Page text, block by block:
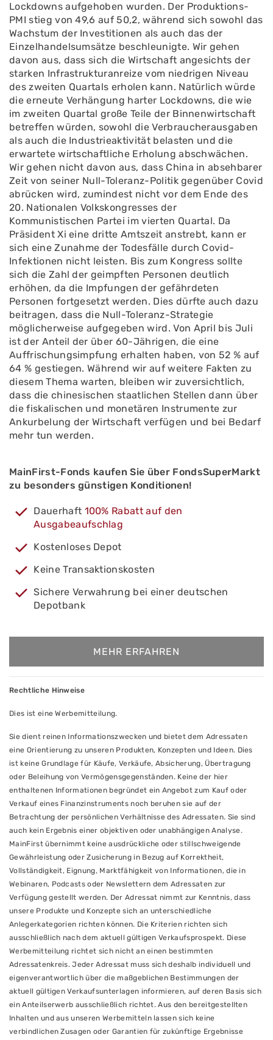
Lockdowns aufgehoben wurden. Der Produktions-
PMI stieg von 49,6 auf 50,2, während sich sowohl das
Wachstum der Investitionen als auch das der
Einzelhandelsumsätze beschleunigte. Wir gehen
davon aus, dass sich die Wirtschaft angesichts der
starken Infrastrukturanreize vom niedrigen Niveau
des zweiten Quartals erholen kann. Natürlich würde
die erneute Verhängung harter Lockdowns, die wie
im zweiten Quartal große Teile der Binnenwirtschaft
betreffen würden, sowohl die Verbraucherausgaben
als auch die Industrieaktivität belasten und die
erwartete wirtschaftliche Erholung abschwächen.
Wir gehen nicht davon aus, dass China in absehbarer
Zeit von seiner Null-Toleranz-Politik gegenüber Covid
abrücken wird, zumindest nicht vor dem Ende des
20. Nationalen Volkskongresses der
Kommunistischen Partei im vierten Quartal. Da
Präsident Xi eine dritte Amtszeit anstrebt, kann er
sich eine Zunahme der Todesfälle durch Covid-
Infektionen nicht leisten. Bis zum Kongress sollte
sich die Zahl der geimpften Personen deutlich
erhöhen, da die Impfungen der gefährdeten
Personen fortgesetzt werden. Dies dürfte auch dazu
beitragen, dass die Null-Toleranz-Strategie
möglicherweise aufgegeben wird. Von April bis Juli
ist der Anteil der über 60-Jährigen, die eine
Auffrischungsimpfung erhalten haben, von 52 % auf
64 % gestiegen. Während wir auf weitere Fakten zu
diesem Thema warten, bleiben wir zuversichtlich,
dass die chinesischen staatlichen Stellen dann über
die fiskalischen und monetären Instrumente zur
Ankurbelung der Wirtschaft verfügen und bei Bedarf
mehr tun werden.
MainFirst-Fonds kaufen Sie über FondsSuperMarkt
zu besonders günstigen Konditionen!
Dauerhaft 100% Rabatt auf den
Ausgabeaufschlag
Kostenloses Depot
Keine Transaktionskosten
Sichere Verwahrung bei einer deutschen
Depotbank
MEHR ERFAHREN
Rechtliche Hinweise
Dies ist eine Werbemitteilung.
Sie dient reinen Informationszwecken und bietet dem Adressaten
eine Orientierung zu unseren Produkten, Konzepten und Ideen. Dies
ist keine Grundlage für Käufe, Verkäufe, Absicherung, Übertragung
oder Beleihung von Vermögensgegenständen. Keine der hier
enthaltenen Informationen begründet ein Angebot zum Kauf oder
Verkauf eines Finanzinstruments noch beruhen sie auf der
Betrachtung der persönlichen Verhältnisse des Adressaten. Sie sind
auch kein Ergebnis einer objektiven oder unabhängigen Analyse.
MainFirst übernimmt keine ausdrückliche oder stillschweigende
Gewährleistung oder Zusicherung in Bezug auf Korrektheit,
Vollständigkeit, Eignung, Marktfähigkeit von Informationen, die in
Webinaren, Podcasts oder Newslettern dem Adressaten zur
Verfügung gestellt werden. Der Adressat nimmt zur Kenntnis, dass
unsere Produkte und Konzepte sich an unterschiedliche
Anlegerkategorien richten können. Die Kriterien richten sich
ausschließlich nach dem aktuell gültigen Verkaufsprospekt. Diese
Werbemitteilung richtet sich nicht an einen bestimmten
Adressatenkreis. Jeder Adressat muss sich deshalb individuell und
eigenverantwortlich über die maßgeblichen Bestimmungen der
aktuell gültigen Verkaufsunterlagen informieren, auf deren Basis sich
ein Anteilserwerb ausschließlich richtet. Aus den bereitgestellten
Inhalten und aus unseren Werbemitteln lassen sich keine
verbindlichen Zusagen oder Garantien für zukünftige Ergebnisse